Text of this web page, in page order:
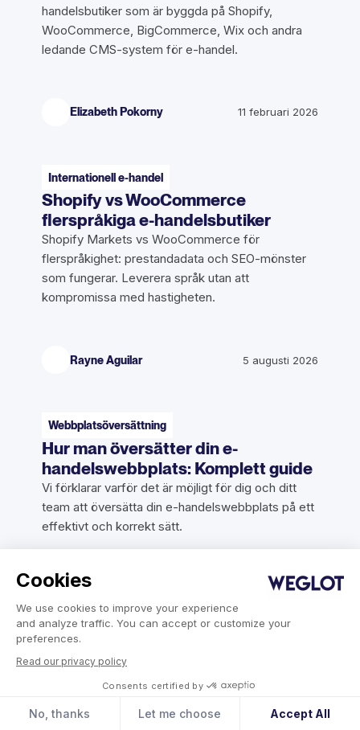
Cookies
We use cookies to improve your experience
and analyze traffic. You can accept or customize your
preferences.
Read our privacy policy
Consents certified by
No, thanks Let me choose Accept All
handelsbutiker som är byggda på Shopify,
WooCommerce, BigCommerce, Wix och andra
ledande CMS-system för e-handel.
Elizabeth Pokorny 11 februari 2026
Internationell e-handel
Shopify vs WooCommerce
flerspråkiga e-handelsbutiker
Shopify Markets vs WooCommerce för
flerspråkighet: prestandadata och SEO-mönster
som fungerar. Leverera språk utan att
kompromissa med hastigheten.
Rayne Aguilar 5 augusti 2026
Webbplatsöversättning
Hur man översätter din e-
handelswebbplats: Komplett guide
Vi förklarar varför det är möjligt för dig och ditt
team att översätta din e-handelswebbplats på ett
effektivt och korrekt sätt.
Rayne Aguilar 24 april 2026